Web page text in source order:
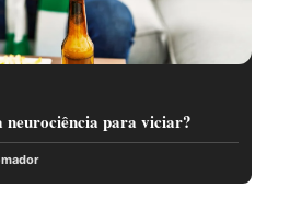
neurociência para viciar?